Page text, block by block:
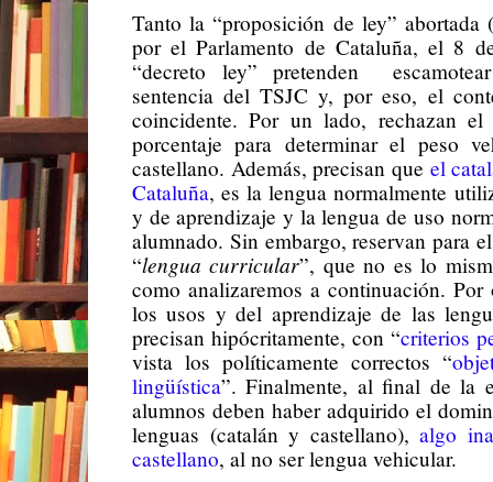
Tanto la “proposición de ley” abortada
por el Parlamento de Cataluña, el 8
“decreto ley” pretenden
sentencia del TSJC y, por eso, el
coincidente. Por un lado, rechazan
porcentaje para determinar el peso
castellano. Además, precisan que el
Cataluña, es la lengua normalmente
y de aprendizaje y la lengua de uso
alumnado. Sin embargo, reservan para
“lengua curricular”, que no es lo
como analizaremos a continuación.
los usos y del aprendizaje de las
precisan hipócritamente, con “criterios
vista los políticamente correctos “
lingüística”. Finalmente, al final de la
alumnos deben haber adquirido el
lenguas (catalán y castellano),algo
castellano, al no ser lengua vehicular.